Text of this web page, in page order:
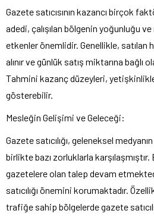
Gazete satıcısının kazancı birçok
adedi, çalışılan bölgenin yoğunluğu
etkenler önemlidir. Genellikle,
alınır ve günlük satış miktarına bağlı
Tahmini kazanç düzeyleri,
gösterebilir.
Mesleğin Gelişimi ve Geleceği:
Gazete satıcılığı, geleneksel
birlikte bazı zorluklarla
gazetelere olan talep devam
satıcılığı önemini korumaktadır.
trafiğe sahip bölgelerde gazete